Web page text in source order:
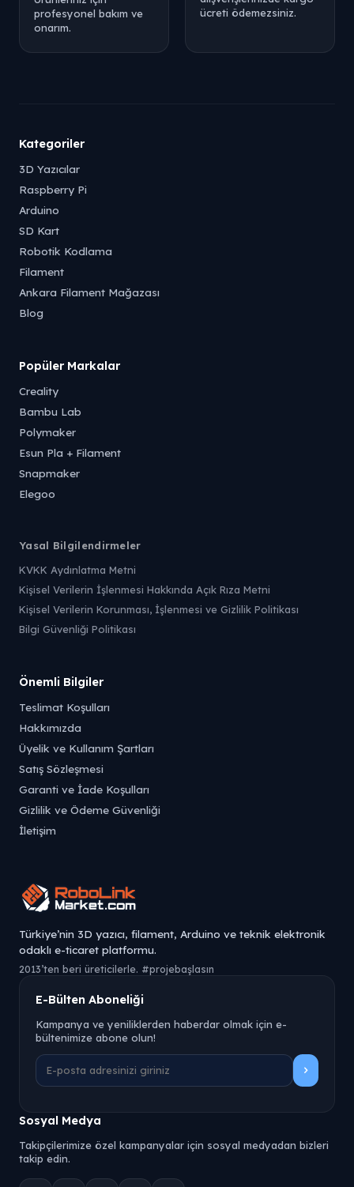
profesyonel bakım ve
onarım.
ücreti ödemezsiniz.
Kategoriler
3D Yazıcılar
Raspberry Pi
Arduino
SD Kart
Robotik Kodlama
Filament
Ankara Filament Mağazası
Blog
Popüler Markalar
Creality
Bambu Lab
Polymaker
Esun Pla + Filament
Snapmaker
Elegoo
Yasal Bilgilendirmeler
KVKK Aydınlatma Metni
Kişisel Verilerin İşlenmesi Hakkında Açık Rıza Metni
Kişisel Verilerin Korunması, İşlenmesi ve Gizlilik Politikası
Bilgi Güvenliği Politikası
Önemli Bilgiler
Teslimat Koşulları
Hakkımızda
Üyelik ve Kullanım Şartları
Satış Sözleşmesi
Garanti ve İade Koşulları
Gizlilik ve Ödeme Güvenliği
İletişim
Türkiye’nin 3D yazıcı, filament, Arduino ve teknik elektronik
odaklı e-ticaret platformu.
2013’ten beri üreticilerle. #projebaşlasın
E-Bülten Aboneliği
Kampanya ve yeniliklerden haberdar olmak için e-
bültenimize abone olun!
Sosyal Medya
Takipçilerimize özel kampanyalar için sosyal medyadan bizleri
takip edin.